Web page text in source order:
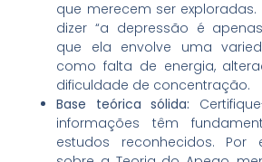
que merecem ser
dizer “a depressão é
que ela envolve uma
como falta de energia,
dificuldade de concentração.
Base teórica sólida:
informações têm
estudos reconhecidos. Por